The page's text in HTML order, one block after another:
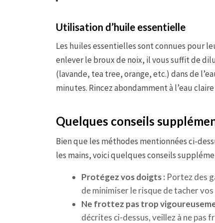
Utilisation d’huile essentielle
Les huiles essentielles sont connues pour
enlever le broux de noix, il vous suffit de
(lavande, tea tree, orange, etc.) dans de
minutes. Rincez abondamment à l’eau
Quelques conseils
Bien que les méthodes mentionnées ci-
les mains, voici quelques conseils
Protégez vos doigts : Portez des
de minimiser le risque de tacher vos
Ne frottez pas trop
décrites ci-dessus, veillez à ne